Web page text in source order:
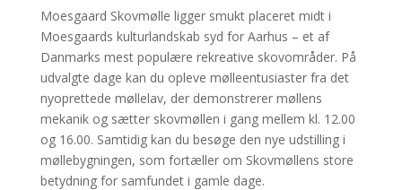
Moesgaard Skovmølle ligger smukt placeret midt i
Moesgaards kulturlandskab syd for Aarhus – et af
Danmarks mest populære rekreative skovområder. På
udvalgte dage kan du opleve mølleentusiaster fra det
nyoprettede møllelav, der demonstrerer møllens
mekanik og sætter skovmøllen i gang mellem kl. 12.00
og 16.00. Samtidig kan du besøge den nye udstilling i
møllebygningen, som fortæller om Skovmøllens store
betydning for samfundet i gamle dage.